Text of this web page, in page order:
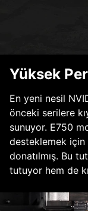
Yüksek
En yeni nesil
önceki serilere
sunuyor. E750
desteklemek için
donatılmış. Bu
tutuyor hem de